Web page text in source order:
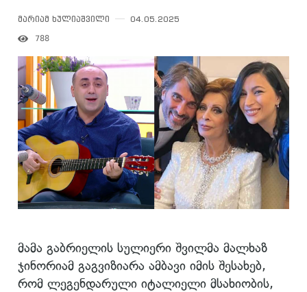
მარიამ ხულიაშვილი 04.05.2025
788
მამა გაბრიელის სულიერი შვილმა მალხაზ
ჯინორიამ გაგვიზიარა ამბავი იმის შესახებ,
რომ ლეგენდარული იტალიელი მსახიობის,